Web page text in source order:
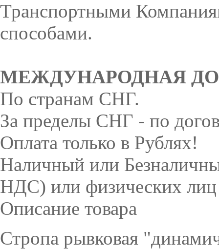
Транспортными
способами.
МЕЖДУНАРОДНАЯ
По странам СНГ.
За пределы СНГ - по
Оплата только в Рублях!
Наличный или
НДС) или физических лиц
Описание товара
Стропа рывковая